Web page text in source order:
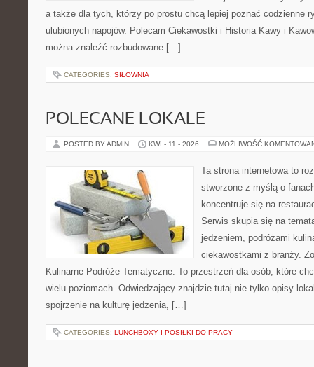
a także dla tych, którzy po prostu chcą lepiej poznać codzienne
ulubionych napojów. Polecam Ciekawostki i Historia Kawy i
można znaleźć rozbudowane […]
CATEGORIES: SIŁOWNIA
POLECANE LOKALE
POSTED BY ADMIN KWI - 11 - 2026 MOŻLIWOŚĆ
Ta strona internetowa to
stworzone z myślą o
koncentruje się na
Serwis skupia się na
jedzeniem, podróżami
ciekawostkami z branży.
Kulinarne Podróże Tematyczne. To przestrzeń dla osób, które
wielu poziomach. Odwiedzający znajdzie tutaj nie tylko opisy
spojrzenie na kulturę jedzenia, […]
CATEGORIES: LUNCHBOXY I POSIŁKI DO PRACY